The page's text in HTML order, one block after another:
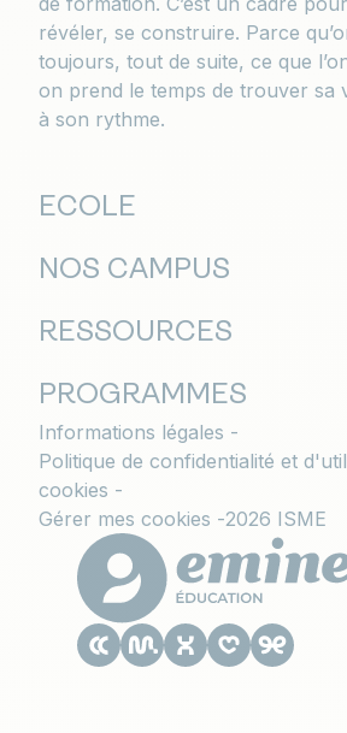
révéler, se construire. Parce
toujours, tout de suite, ce que
on prend le temps de trouver sa
à son rythme.
ECOLE
NOS CAMPUS
RESSOURCES
PROGRAMMES
Informations légales
Politique de confidentialité et
cookies
Gérer mes cookies
2026 ISME